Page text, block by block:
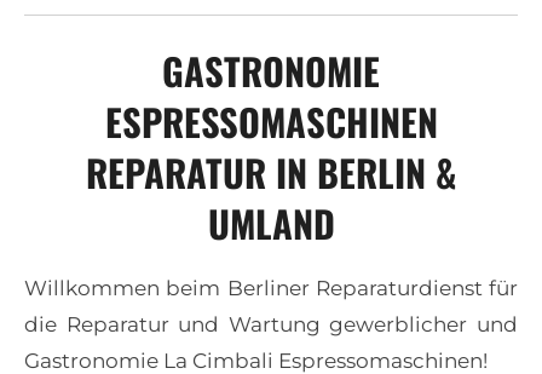
GASTRONOMIE
ESPRESSOMASCHINEN
REPARATUR IN BERLIN &
UMLAND
Willkommen beim Berliner Reparaturdienst für
die Reparatur und Wartung gewerblicher und
Gastronomie La Cimbali Espressomaschinen!